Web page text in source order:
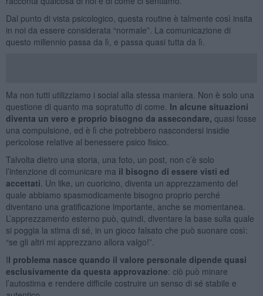
Dal punto di vista psicologico, questa routine è talmente così insita
in noi da essere considerata “normale”. La comunicazione di
questo millennio passa da lì, e passa quasi tutta da lì.
Ma non tutti utilizziamo i social alla stessa maniera. Non è solo una
questione di quanto ma sopratutto di come. In alcune situazioni
diventa un vero e proprio bisogno da assecondare, quasi fosse
una compulsione, ed è lì che potrebbero nascondersi insidie
pericolose relative al benessere psico fisico.
Talvolta dietro una storia, una foto, un post, non c’è solo
l’intenzione di comunicare ma il bisogno di essere visti ed
accettati . Un like, un cuoricino, diventa un apprezzamento del
quale abbiamo spasmodicamente bisogno proprio perché
diventano una gratificazione importante, anche se momentanea.
L’apprezzamento esterno può, quindi, diventare la base sulla quale
si poggia la stima di sé, in un gioco falsato che può suonare così:
“se gli altri mi apprezzano allora valgo!”.
Il problema nasce quando il valore personale dipende quasi
esclusivamente da questa approvazione: ciò può minare
l’autostima e rendere difficile costruire un senso di sé stabile e